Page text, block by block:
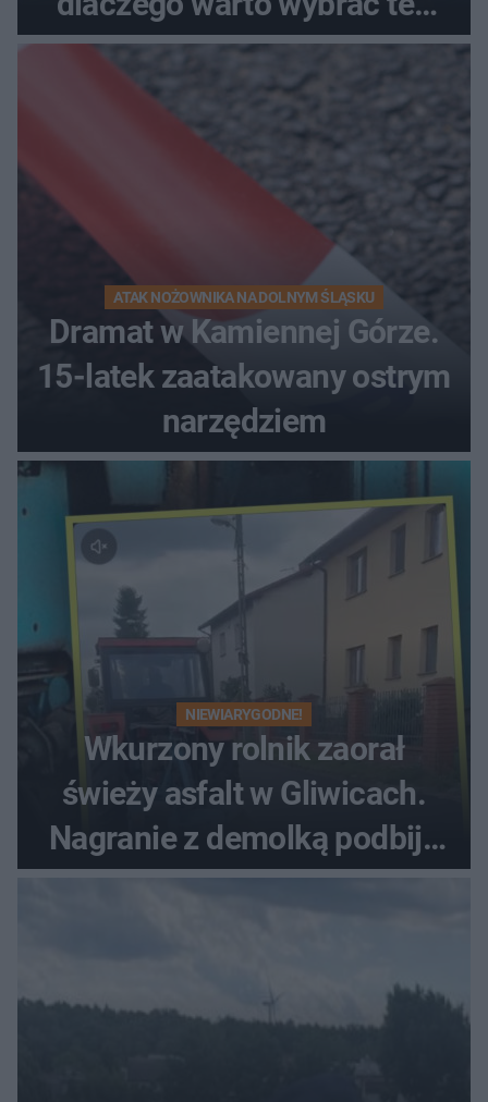
kierunek na urlop!
ATAK NOŻOWNIKA NA DOLNYM ŚLĄSKU
Dramat w Kamiennej Górze.
15-latek zaatakowany ostrym
narzędziem
NIEWIARYGODNE!
Wkurzony rolnik zaorał
świeży asfalt w Gliwicach.
Nagranie z demolką podbija
sieć